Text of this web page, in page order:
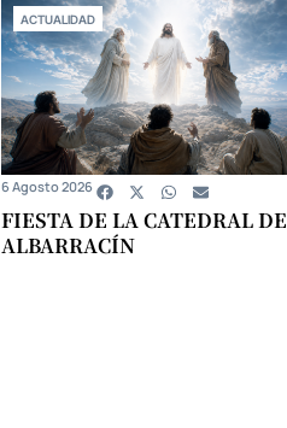
ACTUALIDAD
FIESTA DE LA CATEDRAL DE
ALBARRACÍN
6 Agosto 2026